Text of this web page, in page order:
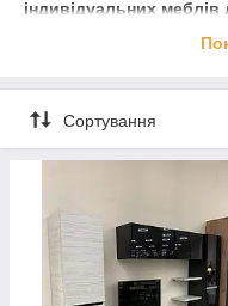
індивідуальних меблів
та вимоги до меблів
реальною гарантією.
виготовити як
можна втілити в життя
дизайнера інтер'єру. По
високоглянсові плити ;
та ін. ; натуральний
числі нержавіюча) ;
Сортування